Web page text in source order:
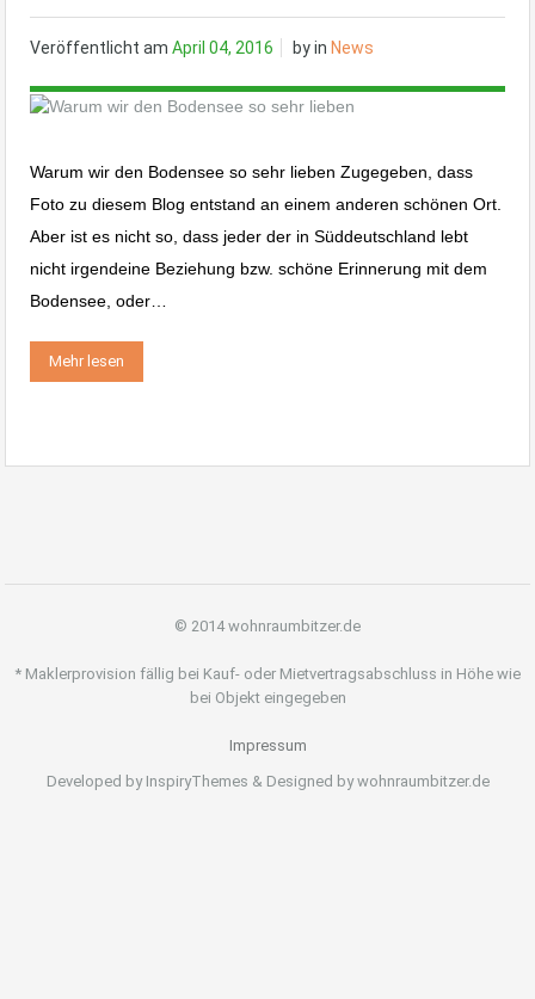
Veröffentlicht am April 04, 2016 byin News
Warum wir den Bodensee so sehr lieben Zugegeben, dass
Foto zu diesem Blog entstand an einem anderen schönen Ort.
Aber ist es nicht so, dass jeder der in Süddeutschland lebt
nicht irgendeine Beziehung bzw. schöne Erinnerung mit dem
Bodensee, oder…
Mehr lesen
© 2014 wohnraumbitzer.de
* Maklerprovision fällig bei Kauf- oder Mietvertragsabschluss in Höhe wie
bei Objekt eingegeben
Impressum
Developed by InspiryThemes & Designed by wohnraumbitzer.de